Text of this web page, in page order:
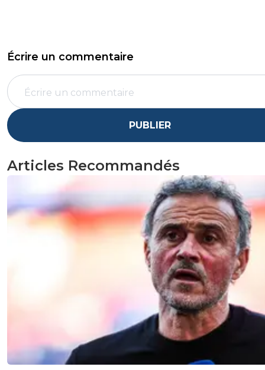
Écrire un commentaire
PUBLIER
Articles Recommandés